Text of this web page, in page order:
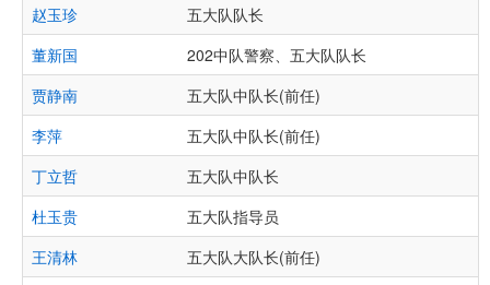
赵玉珍
五大队队长
董新国
202中队警察、五大队队长
贾静南
五大队中队长(前任)
李萍
五大队中队长(前任)
丁立哲
五大队中队长
杜玉贵
五大队指导员
王清林
五大队大队长(前任)